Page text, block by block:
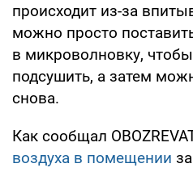
происходит из-за
можно просто
в микроволновку,
подсушить, а затем
снова.
Как сообщал
воздуха в помещении